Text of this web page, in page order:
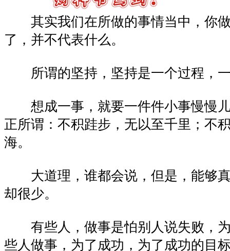
其实我们在所做的事情当中，你做
了，并不代表什么。
所谓的坚持，坚持是一个过程，一
想成一事，就要一件件小事慢慢儿
正所谓：不积跬步，无以至千里；不
海。
大道理，谁都会说，但是，能够真
却很少。
有些人，做事是怕别人说失败，为
些人做事，为了成功，为了成功的目